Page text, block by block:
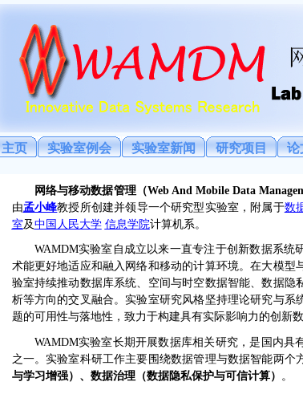
主页 实验室例会 实验室新闻 研究项目 论
网络与移动数据管理（Web And Mobile Data
由孟小峰教授所创建并领导一个研究型实验室，附属于数
室及中国人民大学 信息学院计算机系。
WAMDM实验室自成立以来一直专注于创新数据系统
术能更好地适应和融入网络和移动的计算环境。在大模型
验室持续推动数据库系统、空间与时空数据智能、数据隐
析等方向的交叉融合。实验室研究风格坚持理论研究与系
题的可用性与落地性，致力于构建具有实际影响力的创新数
WAMDM实验室长期开展数据库相关研究，是国内具
之一。实验室科研工作主要围绕数据管理与数据智能两个
与学习增强）、数据治理（数据隐私保护与可信计算）
。